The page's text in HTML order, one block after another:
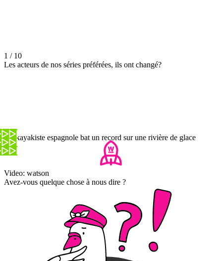
1 / 10
Les acteurs de nos séries préférées, ils ont changé?
Un kayakiste espagnole bat un record sur une rivière de glace
Video: watson
Avez-vous quelque chose à nous dire ?